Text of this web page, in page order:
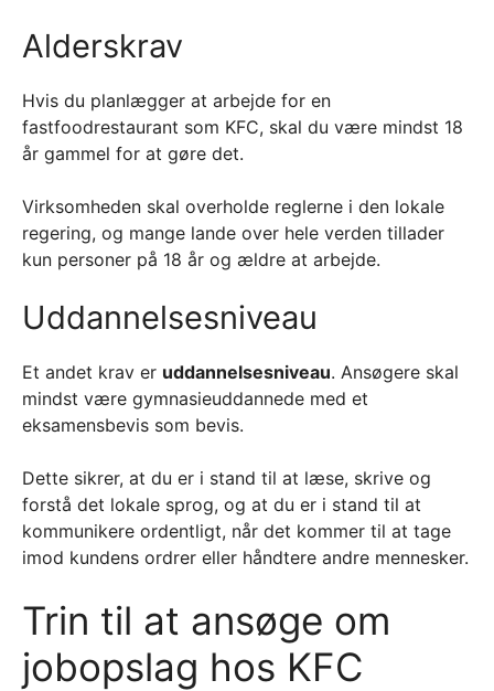
Alderskrav
Hvis du planlægger at arbejde for en
fastfoodrestaurant som KFC, skal du være mindst 18
år gammel for at gøre det.
Virksomheden skal overholde reglerne i den lokale
regering, og mange lande over hele verden tillader
kun personer på 18 år og ældre at arbejde.
Uddannelsesniveau
Et andet krav er uddannelsesniveau. Ansøgere skal
mindst være gymnasieuddannede med et
eksamensbevis som bevis.
Dette sikrer, at du er i stand til at læse, skrive og
forstå det lokale sprog, og at du er i stand til at
kommunikere ordentligt, når det kommer til at tage
imod kundens ordrer eller håndtere andre mennesker.
Trin til at ansøge om
jobopslag hos KFC